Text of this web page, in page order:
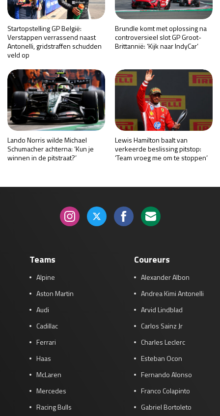
Startopstelling GP België:
Verstappen verrassend naast
Antonelli, gridstraffen schudden
veld op
Brundle komt met oplossing na
controversieel slot GP Groot-
Brittannië: ‘Kijk naar IndyCar’
Lando Norris wilde Michael
Schumacher achterna: ‘Kun je
winnen in de pitstraat?’
Lewis Hamilton baalt van
verkeerde beslissing pitstop:
‘Team vroeg me om te stoppen’
Teams
Alpine
Aston Martin
Audi
Cadillac
Ferrari
Haas
McLaren
Mercedes
Racing Bulls
Coureurs
Alexander Albon
Andrea Kimi Antonelli
Arvid Lindblad
Carlos Sainz Jr
Charles Leclerc
Esteban Ocon
Fernando Alonso
Franco Colapinto
Gabriel Bortoleto